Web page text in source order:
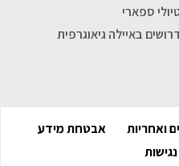
ספארי
דרושים באיילה גיאוגרפית
ואחריות
אבטחת מידע